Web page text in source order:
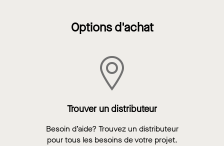
Options d'achat
Trouver un distributeur
Besoin d’aide? Trouvez un distributeur
pour tous les besoins de votre projet.